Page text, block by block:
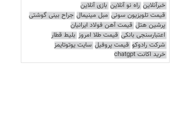
خبرآنلاین راه نو آنلاین بازی آنلاین
قیمت تلویزیون سونی مبل مینیمال جراح بینی گوشتی
پرشین هتل قیمت آهن فولاد ایرانیان
اعتبارسنجی بانکی قیمت طلا امروز بلیط قطار
شرکت رادوکو قیمت پروفیل سایت یوتوتایمز
خرید اکانت chatgpt